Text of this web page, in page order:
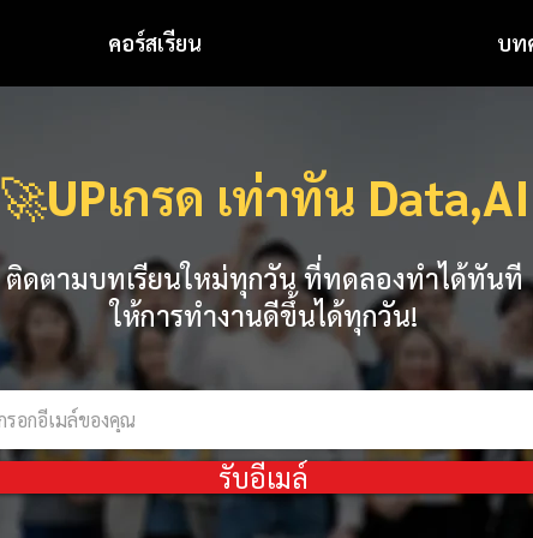
คอร์สเรียน บท
🚀UPเกรด เท่าทัน Data,AI
ติดตามบทเรียนใหม่ทุกวัน ที่ทดลองทำได้ทันที
ให้การทำงานดีขึ้นได้ทุกวัน!
รับอีเมล์